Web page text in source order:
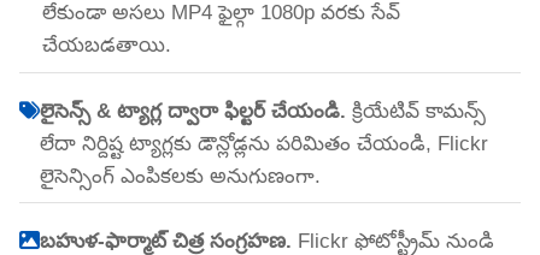
లేకుండా అసలు MP4 ఫైల్గా 1080p వరకు సేవ్
చేయబడతాయి.
లైసెన్స్ & ట్యాగ్ల ద్వారా ఫిల్టర్ చేయండి. క్రియేటివ్ కామన్స్
లేదా నిర్దిష్ట ట్యాగ్లకు డౌన్లోడ్లను పరిమితం చేయండి, Flickr
లైసెన్సింగ్ ఎంపికలకు అనుగుణంగా.
బహుళ-ఫార్మాట్ చిత్ర సంగ్రహణ. Flickr ఫోటోస్ట్రీమ్ నుండి